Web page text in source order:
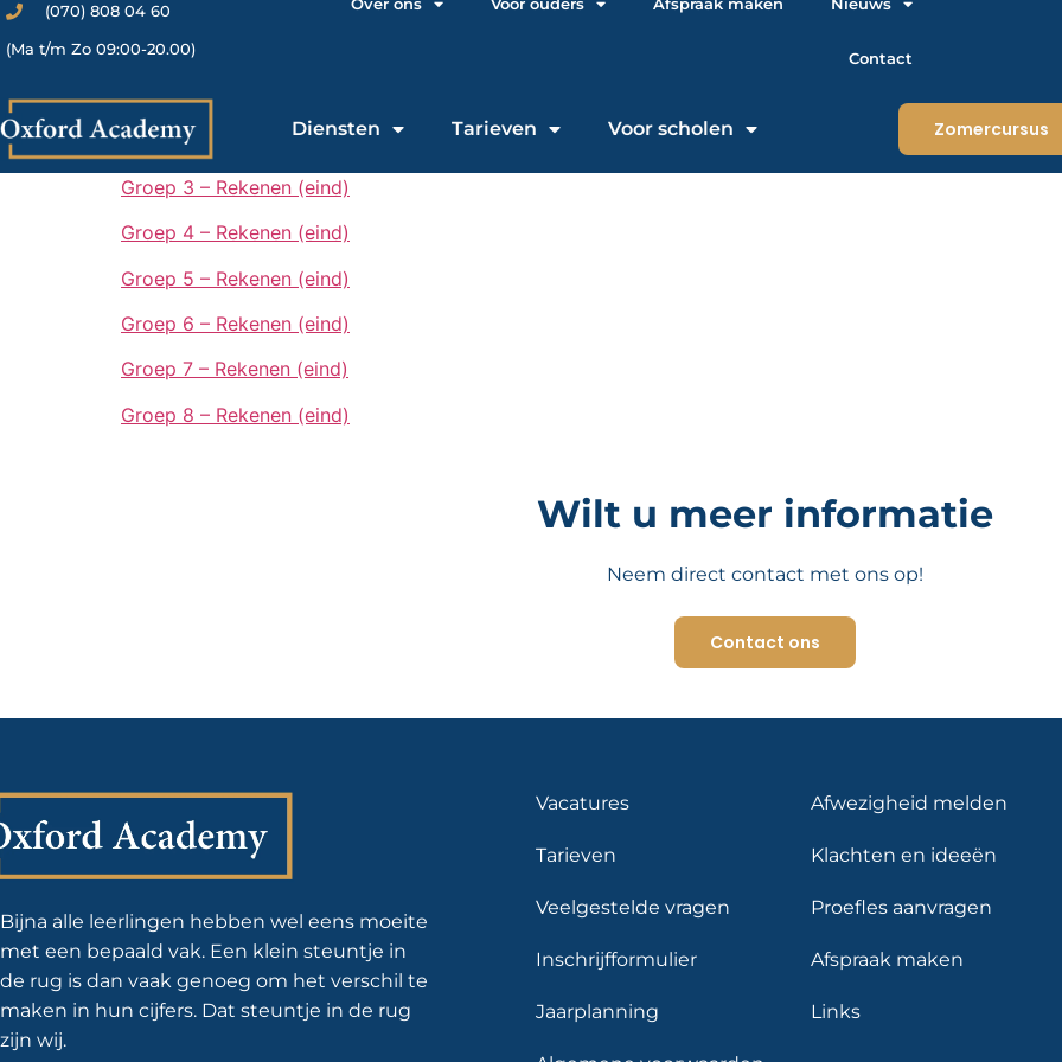
(070) 808 04 60
(Ma t/m Zo 09:00-20.00) Contact
Diensten Tarieven Voor scholen Zomercursus
Groep 3 – Rekenen (eind)
Groep 4 – Rekenen (eind)
Groep 5 – Rekenen (eind)
Groep 6 – Rekenen (eind)
Groep 7 – Rekenen (eind)
Groep 8 – Rekenen (eind)
Wilt u meer informatie
Neem direct contact met ons op!
Contact ons
Bijna alle leerlingen hebben wel eens moeite
met een bepaald vak. Een klein steuntje in
de rug is dan vaak genoeg om het verschil te
maken in hun cijfers. Dat steuntje in de rug
zijn wij.
Vacatures
Tarieven
Veelgestelde vragen
Inschrijfformulier
Jaarplanning
Afwezigheid melden
Klachten en ideeën
Proefles aanvragen
Afspraak maken
Links